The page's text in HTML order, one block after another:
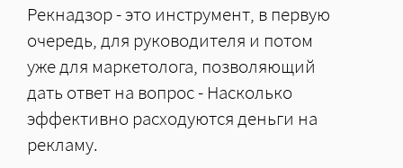
Рекнадзор - это инструмент, в первую
очередь, для руководителя и потом
уже для маркетолога, позволяющий
дать ответ на вопрос - Насколько
эффективно расходуются деньги на
рекламу.